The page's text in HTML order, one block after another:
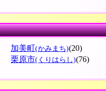
加美町(かみまち)(20)
栗原市(くりはらし)(76)